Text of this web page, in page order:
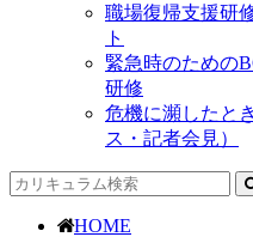
職場復帰支援研
ト
緊急時のための
研修
危機に瀕したと
ス・記者会見）
HOME